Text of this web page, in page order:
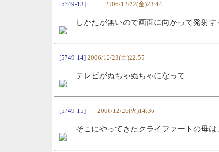
[5749-13] 2006/12/22(金)23:44
しかたが無いので画面に向かって発射す
[5749-14] 2006/12/23(土)22:55
テレビがぬちゃぬちゃになって
[5749-15] 2006/12/26(火)14:36
そこにやってきたクライファートの母は